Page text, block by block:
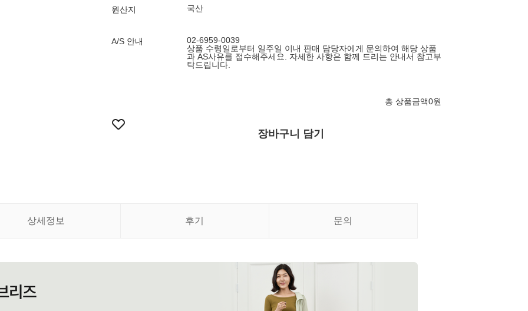
원산지 국산
A/S 안내
02-6959-0039
상품 수령일로부터 일주일 이내 판매 담당자에게 문의하여 해당 상품
과 AS사유를 접수해주세요. 자세한 사항은 함께 드리는 안내서 참고부
탁드립니다.
총 상품금액0원
장바구니 담기
상세정보 후기 문의